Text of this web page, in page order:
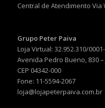
Central de Atendimento Via
Grupo Peter Paiva
Loja Virtual: 32.952.310/
Avenida Pedro Bueno, 830
CEP 04342-000
Fone: 11-5594-2067
loja@lojapeterpaiva.com.br